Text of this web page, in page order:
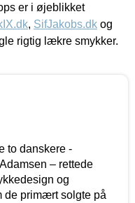
er i øjeblikket
, SifJakobs.dk og
rigtig lækre smykker.
to danskere -
– rettede
og
de primært solgte på